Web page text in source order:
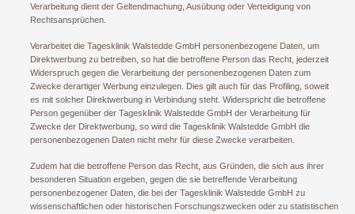
Verarbeitung dient der Geltendmachung, Ausübung oder Verteidigung von
Rechtsansprüchen.
Verarbeitet die Tagesklinik Walstedde GmbH personenbezogene Daten, um
Direktwerbung zu betreiben, so hat die betroffene Person das Recht, jederzeit
Widerspruch gegen die Verarbeitung der personenbezogenen Daten zum
Zwecke derartiger Werbung einzulegen. Dies gilt auch für das Profiling, soweit
es mit solcher Direktwerbung in Verbindung steht. Widerspricht die betroffene
Person gegenüber der Tagesklinik Walstedde GmbH der Verarbeitung für
Zwecke der Direktwerbung, so wird die Tagesklinik Walstedde GmbH die
personenbezogenen Daten nicht mehr für diese Zwecke verarbeiten.
Zudem hat die betroffene Person das Recht, aus Gründen, die sich aus ihrer
besonderen Situation ergeben, gegen die sie betreffende Verarbeitung
personenbezogener Daten, die bei der Tagesklinik Walstedde GmbH zu
wissenschaftlichen oder historischen Forschungszwecken oder zu statistischen